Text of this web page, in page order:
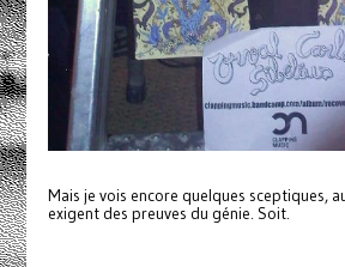
Mais je vois encore quelques sceptiques,
exigent des preuves du génie. Soit.